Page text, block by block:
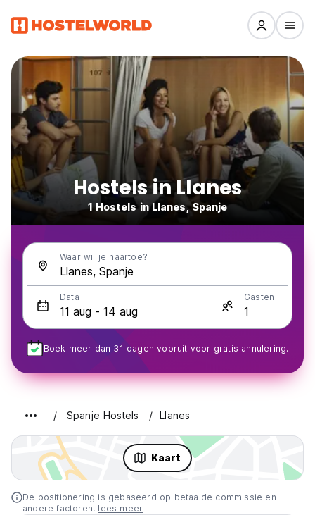
Hostels in Llanes
1 Hostels in Llanes, Spanje
Waar wil je naartoe?
Data Gasten
Boek meer dan 31 dagen vooruit voor gratis annulering.
Spanje Hostels Llanes
Kaart
De positionering is gebaseerd op betaalde commissie en
andere factoren. lees meer